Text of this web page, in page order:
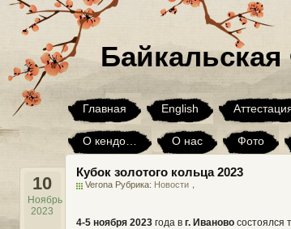
Главная English
О кендо… О нас Фото
Юмор Я хочу, но…
Кубок золотого кольца 2023
Verona Рубрика: Новости ，
10
Ноябрь
2023
4-5 ноября 2023 года в г. Иваново состоялся